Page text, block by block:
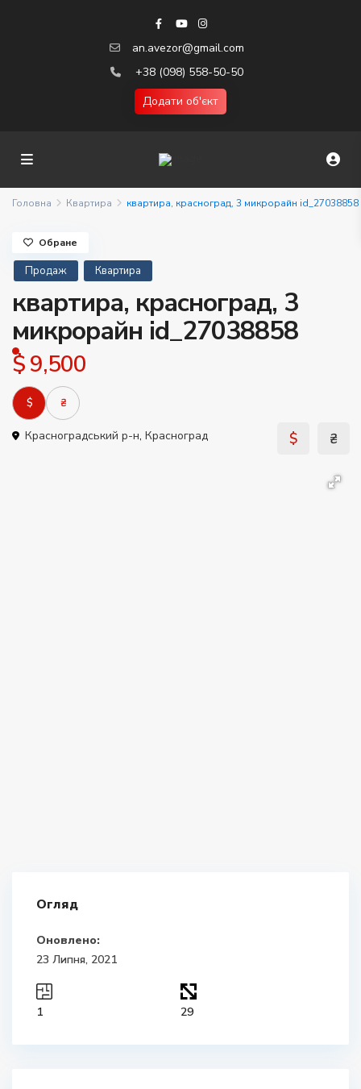
an.avezor@gmail.com
+38 (098) 558-50-50
Додати об'єкт
Головна Квартира квартира, красноград, 3 микрорайн id_27038858
Продаж Квартира
квартира, красноград, 3
микрорайн id_27038858
$ 9,500
$ ₴
Красноградський р-н, Красноград
Обране
Огляд
Оновлено:
23 Липня, 2021
1 29
$ ₴